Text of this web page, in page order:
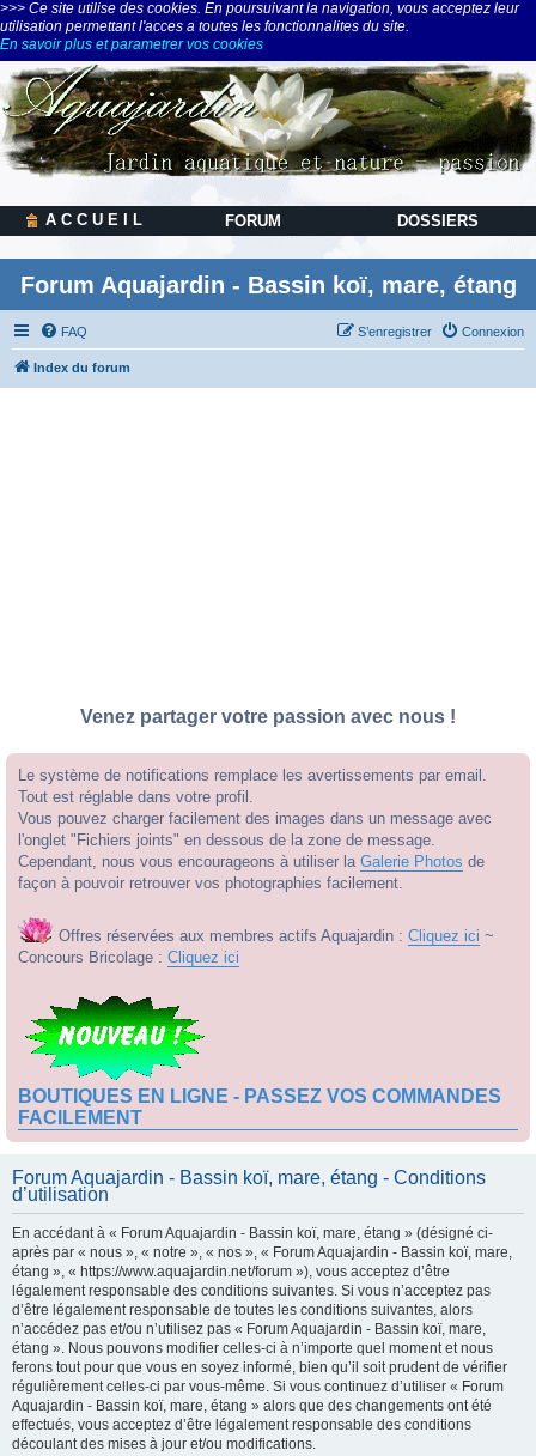
>>> Ce site utilise des cookies. En poursuivant la navigation, vous acceptez leur
utilisation permettant l'acces a toutes les fonctionnalites du site.
En savoir plus et parametrer vos cookies
A C C U E I L FORUM DOSSIERS
Forum Aquajardin - Bassin koï, mare, étang
FAQ Connexion
S’enregistrer
Index du forum
Venez partager votre passion avec nous !
Le système de notifications remplace les avertissements par email.
Tout est réglable dans votre profil.
Vous pouvez charger facilement des images dans un message avec
l'onglet "Fichiers joints" en dessous de la zone de message.
Cependant, nous vous encourageons à utiliser la Galerie Photos de
façon à pouvoir retrouver vos photographies facilement.
Offres réservées aux membres actifs Aquajardin : Cliquez ici ~
Concours Bricolage : Cliquez ici
BOUTIQUES EN LIGNE - PASSEZ VOS COMMANDES
FACILEMENT
Forum Aquajardin - Bassin koï, mare, étang - Conditions
d’utilisation
En accédant à « Forum Aquajardin - Bassin koï, mare, étang » (désigné ci-
après par « nous », « notre », « nos », « Forum Aquajardin - Bassin koï, mare,
étang », « https://www.aquajardin.net/forum »), vous acceptez d’être
légalement responsable des conditions suivantes. Si vous n’acceptez pas
d’être légalement responsable de toutes les conditions suivantes, alors
n’accédez pas et/ou n’utilisez pas « Forum Aquajardin - Bassin koï, mare,
étang ». Nous pouvons modifier celles-ci à n’importe quel moment et nous
ferons tout pour que vous en soyez informé, bien qu’il soit prudent de vérifier
régulièrement celles-ci par vous-même. Si vous continuez d’utiliser « Forum
Aquajardin - Bassin koï, mare, étang » alors que des changements ont été
effectués, vous acceptez d’être légalement responsable des conditions
découlant des mises à jour et/ou modifications.